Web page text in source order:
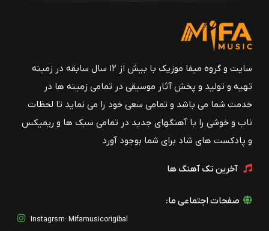
سایت و گروه میفا موزیک با بیش از ۱۲ سال سابقه در زمینه
تهیه و تولید و پخش آثار موسیقی در تمامی زمینه ها در
خدمت شما می باشد و تمامی سعی خود را می نماید تا لحظات
ناب و خوشی را با آهنگهای جدید در تمامی سبک ها و ریمیکس
و پادکست های شاد برای شما بوجود آورد
آخرین تک آهنگ ها
صفحات اجتماعی ما:
Instagrsm: Mifamusicorigibal